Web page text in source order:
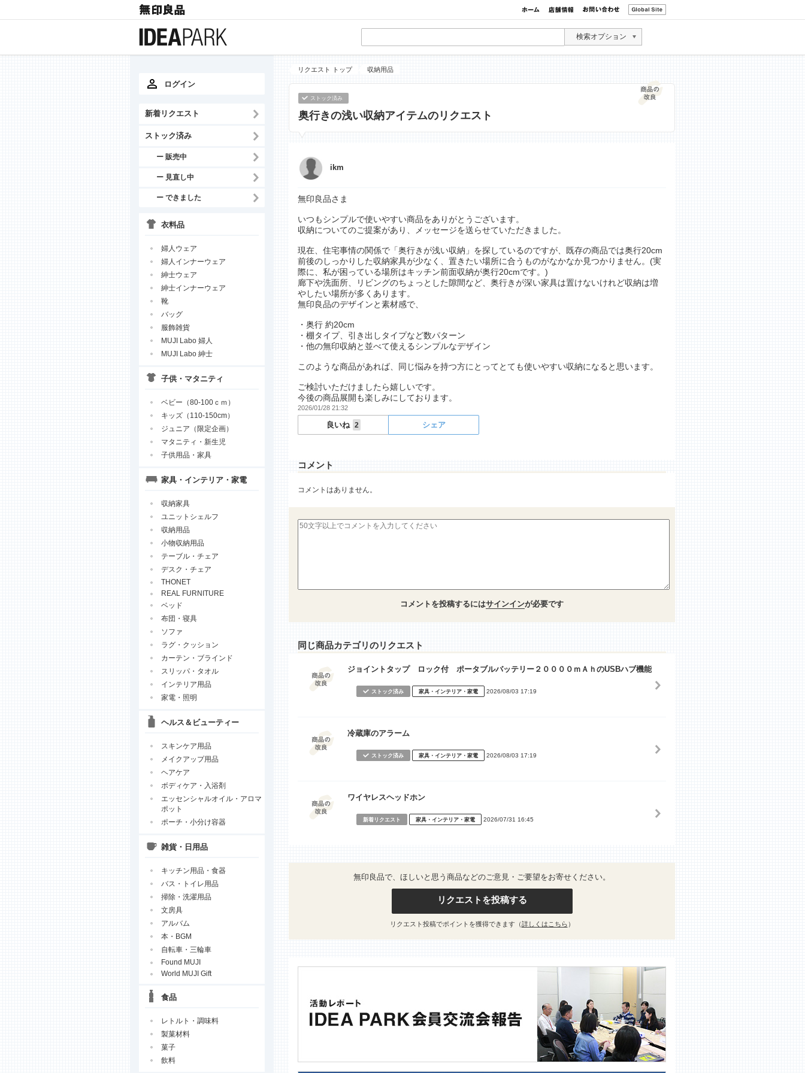
検索オプション
ログイン
新着リクエスト
ストック済み
ー 販売中
ー 見直し中
ー できました
衣料品
婦人ウェア
婦人インナーウェア
紳士ウェア
紳士インナーウェア
靴
バッグ
服飾雑貨
MUJI Labo 婦人
MUJI Labo 紳士
子供・マタニティ
ベビー（80-100ｃｍ）
キッズ（110-150cm）
ジュニア（限定企画）
マタニティ・新生児
子供用品・家具
家具・インテリア・家電
収納家具
ユニットシェルフ
収納用品
小物収納用品
テーブル・チェア
デスク・チェア
THONET
REAL FURNITURE
ベッド
布団・寝具
ソファ
ラグ・クッション
カーテン・ブラインド
スリッパ・タオル
インテリア用品
家電・照明
ヘルス＆ビューティー
スキンケア用品
メイクアップ用品
ヘアケア
ボディケア・入浴剤
エッセンシャルオイル・アロマ
ポット
ポーチ・小分け容器
雑貨・日用品
キッチン用品・食器
バス・トイレ用品
掃除・洗濯用品
文房具
アルバム
本・BGM
自転車・三輪車
Found MUJI
World MUJI Gift
食品
レトルト・調味料
製菓材料
菓子
飲料
リクエスト トップ 収納用品
ストック済み
奥行きの浅い収納アイテムのリクエスト
ikm
無印良品さま
いつもシンプルで使いやすい商品をありがとうございます。
収納についてのご提案があり、メッセージを送らせていただきました。
現在、住宅事情の関係で「奥行きが浅い収納」を探しているのですが、既存の商品では奥行20cm
前後のしっかりした収納家具が少なく、置きたい場所に合うものがなかなか見つかりません。(実
際に、私が困っている場所はキッチン前面収納が奥行20cmです。)
廊下や洗面所、リビングのちょっとした隙間など、奥行きが深い家具は置けないけれど収納は増
やしたい場所が多くあります。
無印良品のデザインと素材感で、
・奥行 約20cm
・棚タイプ、引き出しタイプなど数パターン
・他の無印収納と並べて使えるシンプルなデザイン
このような商品があれば、同じ悩みを持つ方にとってとても使いやすい収納になると思います。
ご検討いただけましたら嬉しいです。
今後の商品展開も楽しみにしております。
2026/01/28 21:32
良いね 2 シェア
コメント
コメントはありません。
コメントを投稿するにはサインインが必要です
同じ商品カテゴリのリクエスト
ジョイントタップ ロック付 ポータブルバッテリー２００００ｍＡｈのUSBハブ機能
ストック済み 家具・インテリア・家電 2026/08/03 17:19
冷蔵庫のアラーム
ストック済み 家具・インテリア・家電 2026/08/03 17:19
ワイヤレスヘッドホン
新着リクエスト 家具・インテリア・家電 2026/07/31 16:45
無印良品で、ほしいと思う商品などのご意見・ご要望をお寄せください。
リクエストを投稿する
リクエスト投稿でポイントを獲得できます（詳しくはこちら ）